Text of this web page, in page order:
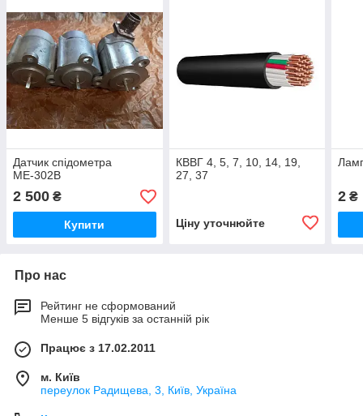
Датчик спідометра
МЕ-302В
2 500 ₴
Купити
КВВГ 4, 5, 7, 10, 14, 19,
27, 37
Ціну уточнюйте
2 ₴
Про нас
Рейтинг не сформований
Менше 5 відгуків за останній рік
Працює з 17.02.2011
м. Київ
переулок Радищева, 3, Київ, Україна